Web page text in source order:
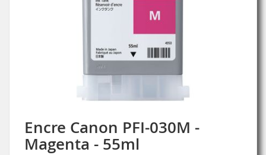
Encre Canon PFI-030M -
Magenta - 55ml
Skip
to
the